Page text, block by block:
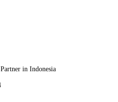
in Indonesia